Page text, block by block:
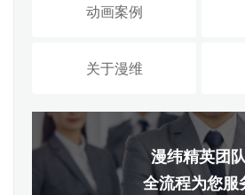
动画案例
关于漫维
漫纬精英团
全流程为您服